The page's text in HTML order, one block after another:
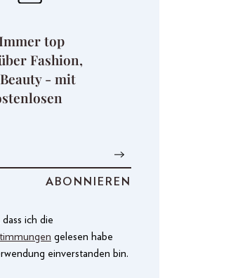
top
Fashion,
- mit
ich die
gelesen habe
einverstanden bin.